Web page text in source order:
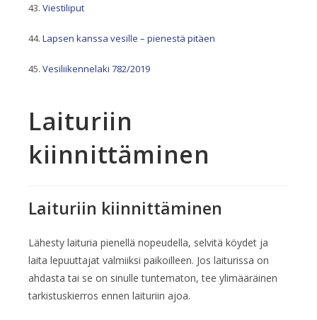
Viestiliput
Lapsen kanssa vesille – pienestä pitäen
Vesiliikennelaki 782/2019
Laituriin
kiinnittäminen
Laituriin kiinnittäminen
Lähesty laituria pienellä nopeudella, selvitä köydet ja
laita lepuuttajat valmiiksi paikoilleen. Jos laiturissa on
ahdasta tai se on sinulle tuntematon, tee ylimääräinen
tarkistuskierros ennen laituriin ajoa.